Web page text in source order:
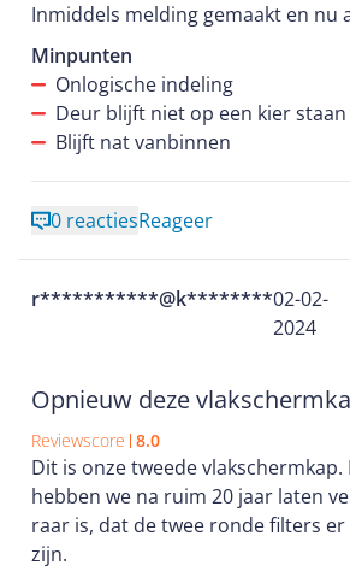
Inmiddels melding gemaakt en nu
aan gedaan wordt.
Minpunten
Onlogische indeling
Deur blijft niet op een kier staan
Blijft nat vanbinnen
0 reactiesReageer
r***********@k*********02-02-
2024
Opnieuw deze
Reviewscore 8.0
Dit is onze tweede vlakschermkap.
hebben we na ruim 20 jaar laten
raar is, dat de twee ronde filters
zijn.